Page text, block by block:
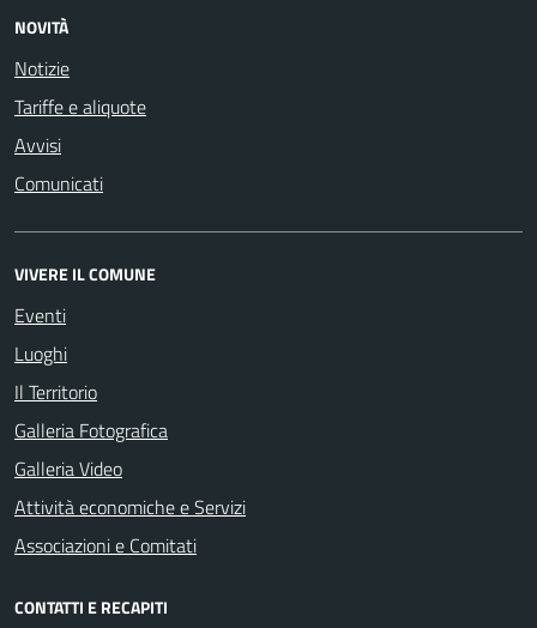
NOVITÀ
Notizie
Tariffe e aliquote
Avvisi
Comunicati
VIVERE IL COMUNE
Eventi
Luoghi
Il Territorio
Galleria Fotografica
Galleria Video
Attività economiche e Servizi
Associazioni e Comitati
CONTATTI E RECAPITI